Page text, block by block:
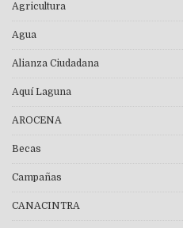
Agricultura
Agua
Alianza Ciudadana
Aquí Laguna
AROCENA
Becas
Campañas
CANACINTRA